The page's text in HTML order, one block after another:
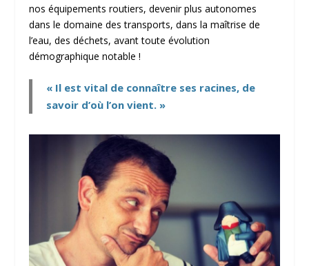
nos équipements routiers, devenir plus autonomes
dans le domaine des transports, dans la maîtrise de
l’eau, des déchets, avant toute évolution
démographique notable !
« Il est vital de connaître ses racines, de
savoir d’où l’on vient. »